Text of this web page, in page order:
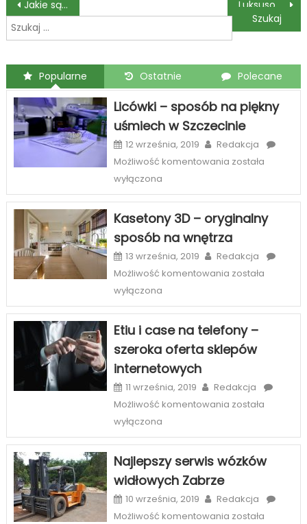
wpisu
Jakie są najskuteczniejsze metody zapobiegania złuszczającemu zapaleniu dziąseł?
Szukaj:
Popularne Ostatnie Polecane
Licówki – sposób na piękny
uśmiech w Szczecinie
12 września, 2019
Redakcja
Możliwość komentowania Licówki
sposób
piękny
uśmiech
w
Szczecinie
została
wyłączona
Kasetony 3D – oryginalny
sposób na wnętrza
13 września, 2019
Redakcja
Możliwość komentowania Kasetony
–
sposób
na
została
wyłączona
Etiu i case na telefony –
szeroka oferta sklepów
internetowych
11 września, 2019
Redakcja
Możliwość komentowania Etiu
case
telefony
szeroka
oferta
została
wyłączona
Najlepszy serwis wózków
widłowych Zabrze
10 września, 2019
Redakcja
Możliwość komentowania Najlepszy
została